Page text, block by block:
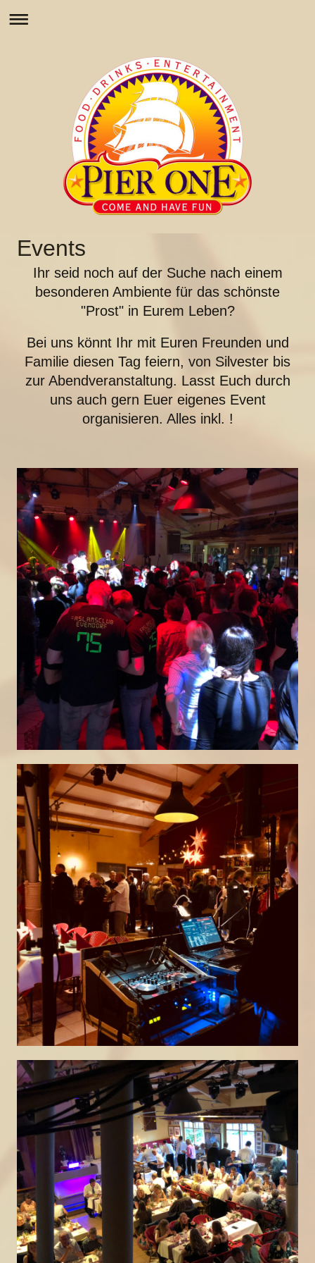
Events
Ihr seid noch auf der Suche nach einem
besonderen Ambiente für das schönste
"Prost" in Eurem Leben?
Bei uns könnt Ihr mit Euren Freunden und
Familie diesen Tag feiern, von Silvester bis
zur Abendveranstaltung. Lasst Euch durch
uns auch gern Euer eigenes Event
organisieren. Alles inkl. !